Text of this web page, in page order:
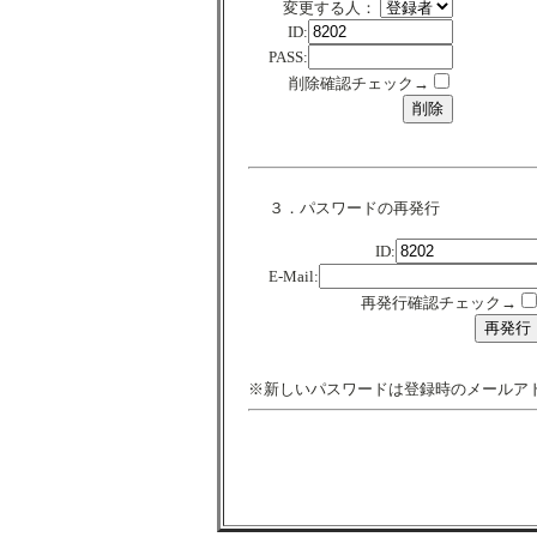
変更する人：
ID:
PASS:
削除確認チェック→
３．パスワードの再発行
ID:
E-Mail:
再発行確認チェック→
※新しいパスワードは登録時のメールア